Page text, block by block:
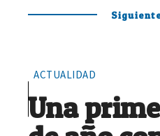
ACTUALIDAD
Una